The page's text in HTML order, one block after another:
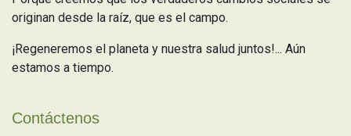
originan desde la raíz, que es el campo.
¡Regeneremos el planeta y nuestra salud juntos!... Aún
estamos a tiempo.
Contáctenos